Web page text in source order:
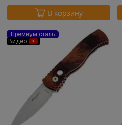
В корзину
Премиум сталь
Видео